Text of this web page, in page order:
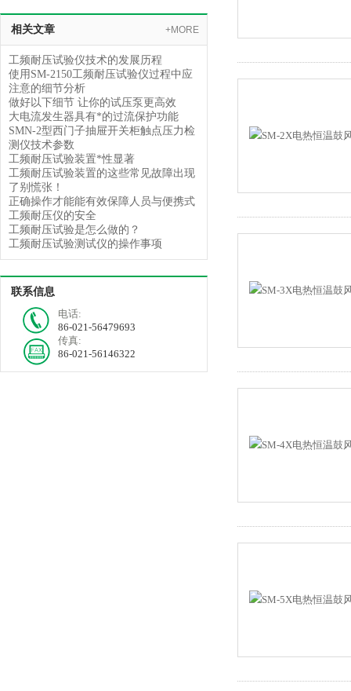
相关文章 +MORE
工频耐压试验仪技术的发展历程
使用SM-2150工频耐压试验仪过程中应
注意的细节分析
做好以下细节 让你的试压泵更高效
大电流发生器具有*的过流保护功能
SMN-2型西门子抽屉开关柜触点压力检
测仪技术参数
工频耐压试验装置*性显著
工频耐压试验装置的这些常见故障出现
了别慌张！
正确操作才能能有效保障人员与便携式
工频耐压仪的安全
工频耐压试验是怎么做的？
工频耐压试验测试仪的操作事项
联系信息
电话:
86-021-56479693
传真:
86-021-56146322